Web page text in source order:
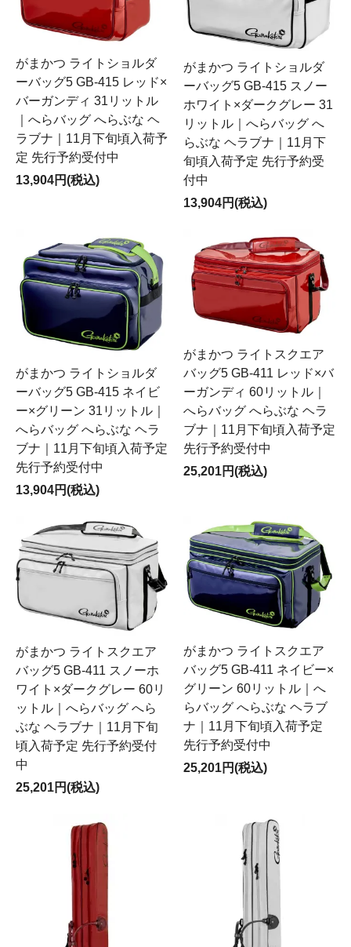
がまかつ ライトショルダ
ーバッグ5 GB-415 レッド×
バーガンディ 31リットル
｜へらバッグ へらぶな ヘ
ラブナ｜11月下旬頃入荷予
定 先行予約受付中
13,904円(税込)
がまかつ ライトショルダ
ーバッグ5 GB-415 スノー
ホワイト×ダークグレー 31
リットル｜へらバッグ へ
らぶな ヘラブナ｜11月下
旬頃入荷予定 先行予約受
付中
13,904円(税込)
がまかつ ライトショルダ
ーバッグ5 GB-415 ネイビ
ー×グリーン 31リットル｜
へらバッグ へらぶな ヘラ
ブナ｜11月下旬頃入荷予定
先行予約受付中
13,904円(税込)
がまかつ ライトスクエア
バッグ5 GB-411 レッド×バ
ーガンディ 60リットル｜
へらバッグ へらぶな ヘラ
ブナ｜11月下旬頃入荷予定
先行予約受付中
25,201円(税込)
がまかつ ライトスクエア
バッグ5 GB-411 スノーホ
ワイト×ダークグレー 60リ
ットル｜へらバッグ へら
ぶな ヘラブナ｜11月下旬
頃入荷予定 先行予約受付
中
25,201円(税込)
がまかつ ライトスクエア
バッグ5 GB-411 ネイビー×
グリーン 60リットル｜へ
らバッグ へらぶな ヘラブ
ナ｜11月下旬頃入荷予定
先行予約受付中
25,201円(税込)